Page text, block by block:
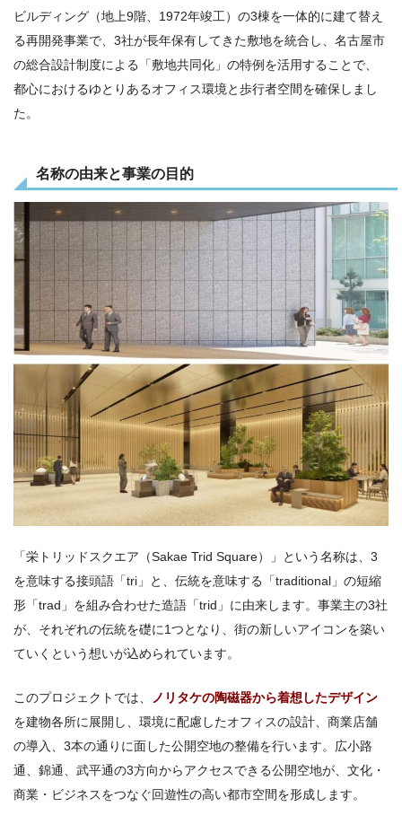
ビルディング（地上9階、1972年竣工）の3棟を一体的に建て替え
る再開発事業で、3社が長年保有してきた敷地を統合し、名古屋市
の総合設計制度による「敷地共同化」の特例を活用することで、
都心におけるゆとりあるオフィス環境と歩行者空間を確保しまし
た。
名称の由来と事業の目的
「栄トリッドスクエア（Sakae Trid Square）」という名称は、3
を意味する接頭語「tri」と、伝統を意味する「traditional」の短縮
形「trad」を組み合わせた造語「trid」に由来します。事業主の3社
が、それぞれの伝統を礎に1つとなり、街の新しいアイコンを築い
ていくという想いが込められています。
このプロジェクトでは、
ノリタケの陶磁器から着想したデザイン
を建物各所に展開し、環境に配慮したオフィスの設計、商業店舗
の導入、3本の通りに面した公開空地の整備を行います。広小路
通、錦通、武平通の3方向からアクセスできる公開空地が、文化・
商業・ビジネスをつなぐ回遊性の高い都市空間を形成します。